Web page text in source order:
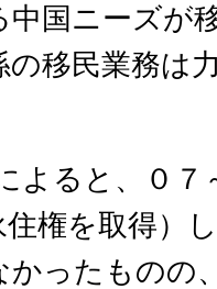
中国ニーズが
移民業務は
よると、０７
権を取得）
かったものの